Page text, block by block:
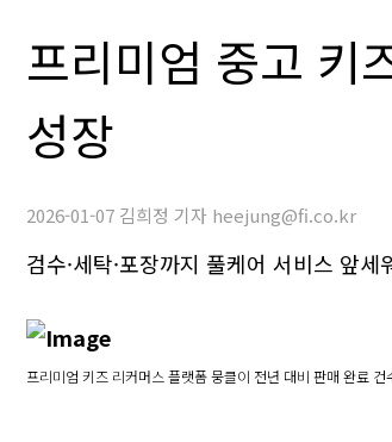
프리미엄 중고 키
성장
2026-01-07 김희정 기자 heejung@fi.co.kr
검수·세탁·포장까지 풀케어 서비스 앞세
프리미엄 키즈 리커머스 플랫폼 뭉클이 전년 대비 판매 완료